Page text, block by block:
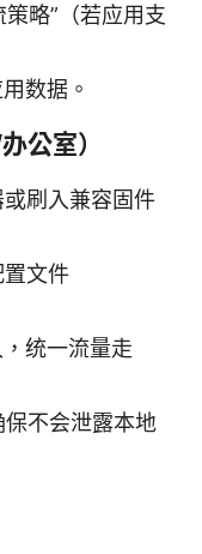
策略”（若应用支
数据。
公室）
刷入兼容固件
文件
统一流量走
不会泄露本地